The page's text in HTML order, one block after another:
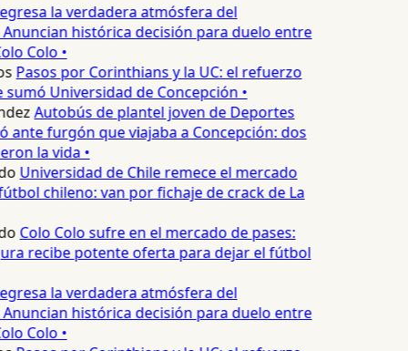
la verdadera atmósfera del
histórica decisión para duelo entre
Colo •
Pasos por Corinthians y la UC: el refuerzo
Universidad de Concepción •
Autobús de plantel joven de Deportes
ante furgón que viajaba a Concepción: dos
la vida •
Universidad de Chile remece el mercado
chileno: van por fichaje de crack de La
Colo Colo sufre en el mercado de pases:
recibe potente oferta para dejar el fútbol
la verdadera atmósfera del
histórica decisión para duelo entre
Colo •